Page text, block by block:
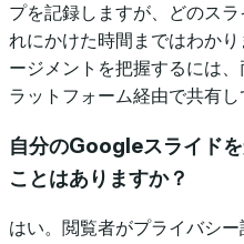
プを記録しますが、どのス
れにかけた時間まではわか
ージメントを把握するには
ラットフォーム経由で共有し
自分のGoogleスライド
ことはありますか？
はい。閲覧者がプライバシ